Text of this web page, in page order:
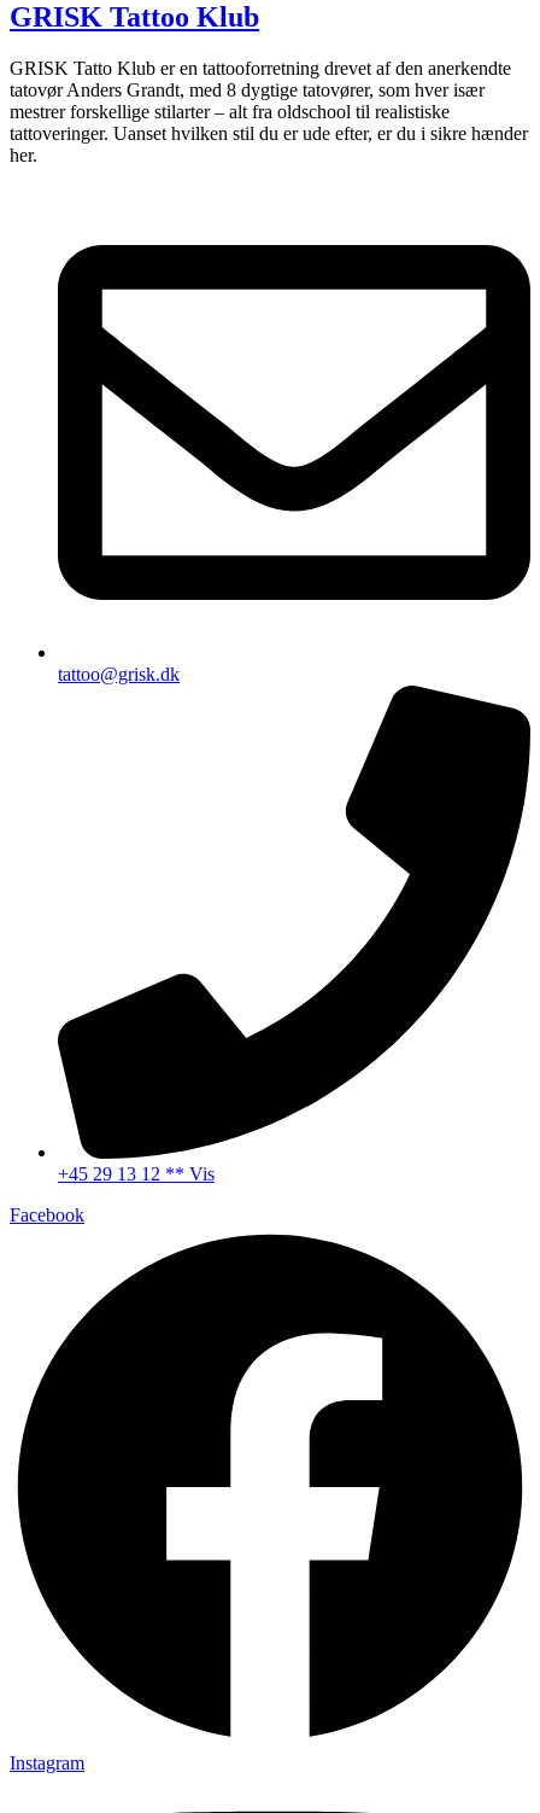
GRISK Tattoo Klub
GRISK Tatto Klub er en tattooforretning drevet af den anerkendte
tatovør Anders Grandt, med 8 dygtige tatovører, som hver især
mestrer forskellige stilarter – alt fra oldschool til realistiske
tattoveringer. Uanset hvilken stil du er ude efter, er du i sikre hænder
her.
tattoo@grisk.dk
+45 29 13 12 ** Vis
Facebook
Instagram